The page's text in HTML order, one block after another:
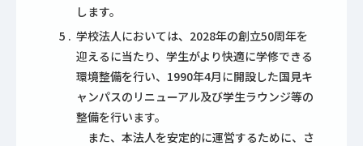
します。
学校法人においては、2028年の創立50周年を
迎えるに当たり、学生がより快適に学修できる
環境整備を行い、1990年4月に開設した国見キ
ャンパスのリニューアル及び学生ラウンジ等の
整備を行います。
また、本法人を安定的に運営するために、さ